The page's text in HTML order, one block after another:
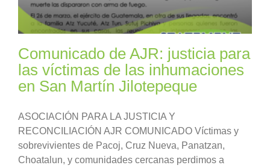
Comunicado de AJR: justicia para
las víctimas de las inhumaciones
en San Martín Jilotepeque
ASOCIACIÓN PARA LA JUSTICIA Y
RECONCILIACIÓN AJR COMUNICADO Víctimas y
sobrevivientes de Pacoj, Cruz Nueva, Panatzan,
Choatalun, y comunidades cercanas perdimos a